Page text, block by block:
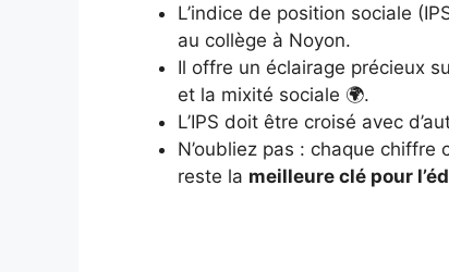
L’indice de position sociale
au collège à Noyon.
Il offre un éclairage précieux
et la mixité sociale 🌍.
L’IPS doit être croisé avec
N’oubliez pas : chaque chiffre
reste la meilleure clé pour